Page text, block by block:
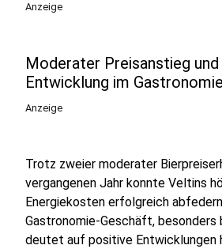
Anzeige
Moderater Preisanstieg
Entwicklung im
Anzeige
Trotz zweier moderater
vergangenen Jahr konnte Veltins
Energiekosten erfolgreich
Gastronomie-Geschäft, besonders
deutet auf positive Entwicklungen